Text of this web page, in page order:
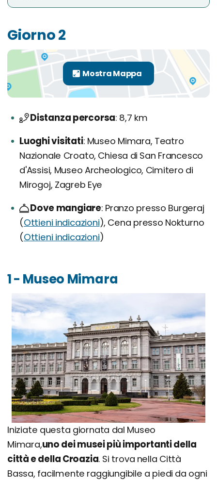
Giorno 2
Distanza percorsa 8,7 km
Luoghi visitati Museo Mimara, Teatro
Nazionale Croato, Chiesa di San Francesco
d'Assisi, Museo Archeologico, Cimitero di
Mirogoj, Zagreb Eye
Dove mangiare Pranzo presso Burgeraj
(Ottieni indicazioni), Cena presso Nokturno
(Ottieni indicazioni)
1 - Museo Mimara
Iniziate questa giornata dal Museo
Mimara,uno dei musei più importanti della
città e della Croazia. Si trova nella Città
Bassa, facilmente raggiungibile a piedi da ogni